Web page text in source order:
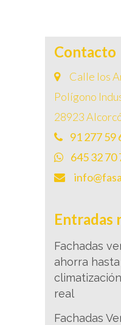
Contacto
Calle los
Polígono
28923
91 277 59
645 32 70
Entradas
Fachadas
ahorra
real
Fachadas